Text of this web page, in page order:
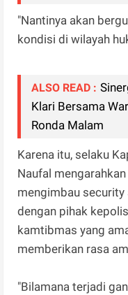
"Nantinya akan
kondisi di wilayah
ALSO READ :
Klari Bersama
Ronda Malam‎
Karena itu, selaku
Naufal
mengimbau
dengan pihak
kamtibmas yang
memberikan rasa
"Bilamana terjadi